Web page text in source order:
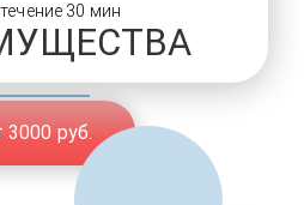
30 мин
3000 руб.